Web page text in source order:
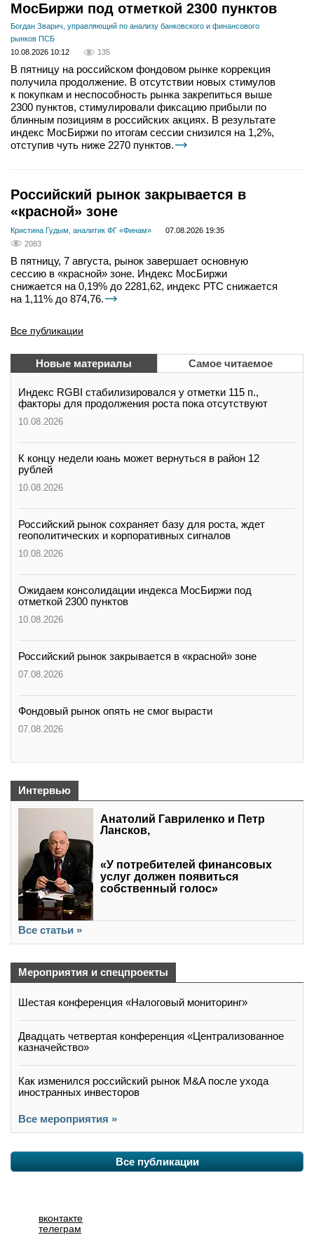
МосБиржи под отметкой 2300 пунктов
Богдан Зварич, управляющий по анализу банковского и финансового
рынков ПСБ
10.08.2026 10:12
135
В пятницу на российском фондовом рынке коррекция
получила продолжение. В отсутствии новых стимулов
к покупкам и неспособность рынка закрепиться выше
2300 пунктов, стимулировали фиксацию прибыли по
блинным позициям в российских акциях. В результате
индекс МосБиржи по итогам сессии снизился на 1,2%,
отступив чуть ниже 2270 пунктов.
Российский рынок закрывается в
«красной» зоне
Кристина Гудым, аналитик ФГ «Финам»
07.08.2026 19:35
2083
В пятницу, 7 августа, рынок завершает основную
сессию в «красной» зоне. Индекс МосБиржи
снижается на 0,19% до 2281,62, индекс РТС снижается
на 1,11% до 874,76.
Все публикации
Новые материалы Самое читаемое
Индекс RGBI стабилизировался у отметки 115 п.,
факторы для продолжения роста пока отсутствуют
10.08.2026
К концу недели юань может вернуться в район 12
рублей
10.08.2026
Российский рынок сохраняет базу для роста, ждет
геополитических и корпоративных сигналов
10.08.2026
Ожидаем консолидации индекса МосБиржи под
отметкой 2300 пунктов
10.08.2026
Российский рынок закрывается в «красной» зоне
07.08.2026
Фондовый рынок опять не смог вырасти
07.08.2026
Интервью
Анатолий Гавриленко и Петр
Лансков,
«У потребителей финансовых
услуг должен появиться
собственный голос»
Все статьи »
Мероприятия и спецпроекты
Шестая конференция «Налоговый мониторинг»
Двадцать четвертая конференция «Централизованное
казначейство»
Как изменился российский рынок M&A после ухода
иностранных инвесторов
Все мероприятия »
Все публикации
вконтакте
телеграм